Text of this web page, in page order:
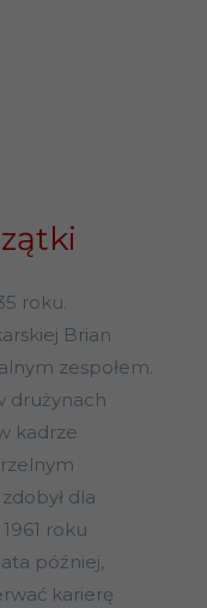
roku.
Brian
zespołem.
drużynach
kadrze
dla
roku
później,
karierę